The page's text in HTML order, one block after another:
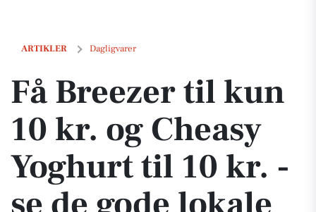
ARTIKLER Dagligvarer
Få Breezer til kun 10 kr. og Cheasy Yoghurt til 10 kr. - se de gode
Få Breezer til kun
10 kr. og Cheasy
Yoghurt til 10 kr. -